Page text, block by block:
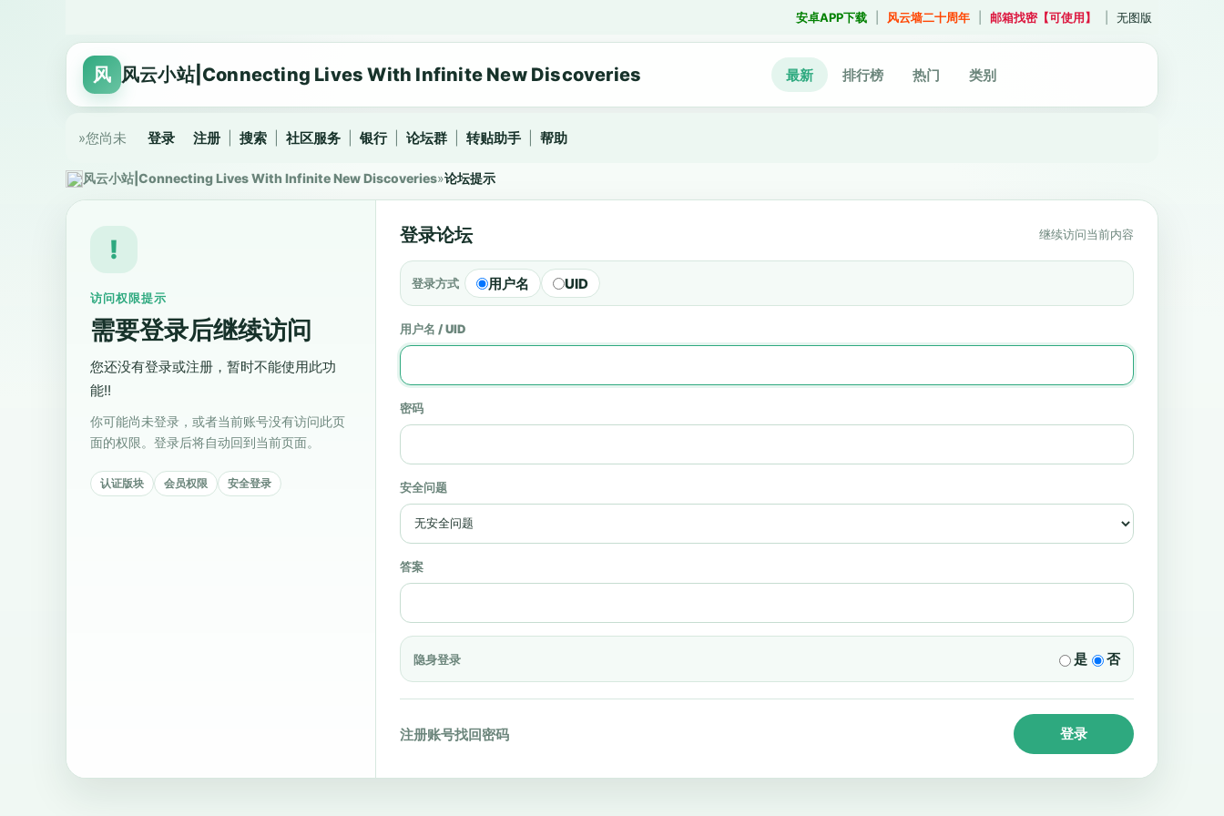
安卓APP下载 风云墙二十周年 邮箱找密【可使用】 无图版
风 风云小站|Connecting Lives With Infinite New Discoveries 最新 排行榜 热门 类别
»您尚未 登录 注册 搜索 社区服务 银行 论坛群 转贴助手 帮助
风云小站|Connecting Lives With Infinite New Discoveries»论坛提示
!
访问权限提示
需要登录后继续访问
您还没有登录或注册，暂时不能使用此功
能!!
你可能尚未登录，或者当前账号没有访问此页
面的权限。登录后将自动回到当前页面。
认证版块 会员权限 安全登录
登录论坛 继续访问当前内容
登录方式 用户名 UID
用户名 / UID
密码
安全问题
答案
隐身登录 是 否
注册账号找回密码 登录